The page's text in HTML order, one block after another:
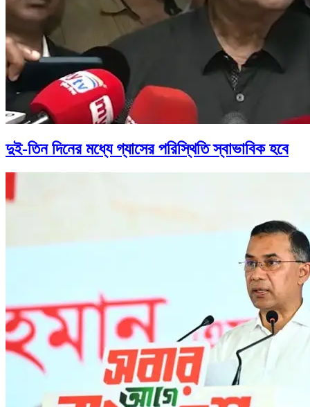
দুই-তিন দিনের মধ্যে গ্যাসের পরিস্থিতি স্বাভাবিক হবে